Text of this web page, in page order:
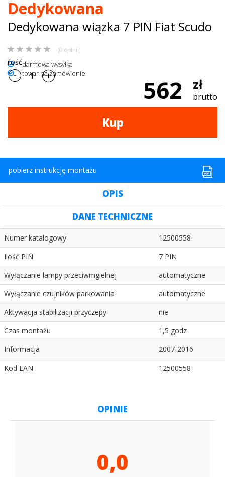
SPORTOWE
Turystyka
Kontakt
Dedykowana
Dedykowana wiązka 7 PIN Fiat Scudo
(0 opinii)
darmowa wysyłka
towar na zamówienie
562 zł
brutto
ilość
Kup
pobierz instrukcję montażu
OPIS
DANE TECHNICZNE
Numer katalogowy
12500558
Ilość PIN
7 PIN
Wyłączanie lampy przeciwmgielnej
automatyczne
Wyłączanie czujników parkowania
automatyczne
Aktywacja stabilizacji przyczepy
nie
Czas montażu
1,5 godz
Informacja
2007-2016
Kod EAN
12500558
OPINIE
0,0